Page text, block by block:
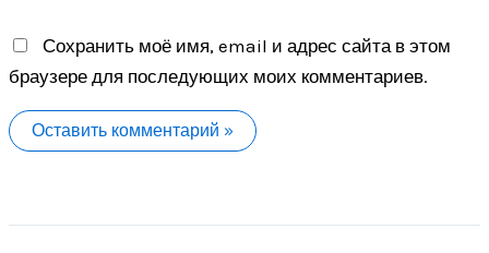
Сохранить моё имя, email и адрес сайта в этом
браузере для последующих моих комментариев.